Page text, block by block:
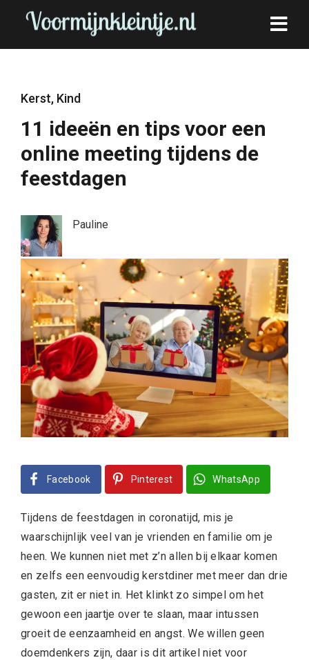
Kerst, Kind
11 ideeën en tips voor een
online meeting tijdens de
feestdagen
Pauline
Facebook Pinterest WhatsApp
Tijdens de feestdagen in coronatijd, mis je
waarschijnlijk veel van je vrienden en familie om je
heen. We kunnen niet met z’n allen bij elkaar komen
en zelfs een eenvoudig kerstdiner met meer dan drie
gasten, zit er niet in. Het klinkt zo simpel om het
gewoon een jaartje over te slaan, maar intussen
groeit de eenzaamheid en angst. We willen geen
doemdenkers zijn, daar is dit artikel niet voor